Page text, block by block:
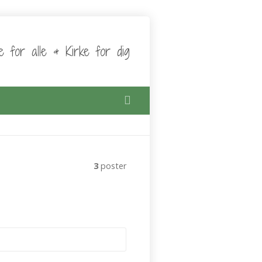
for alle & Kirke for dig
3 poster